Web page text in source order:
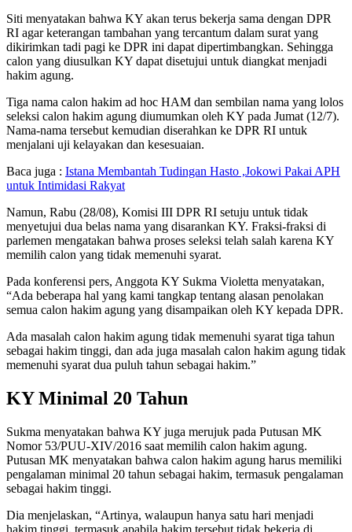
Siti menyatakan bahwa KY akan terus bekerja sama dengan DPR
RI agar keterangan tambahan yang tercantum dalam surat yang
dikirimkan tadi pagi ke DPR ini dapat dipertimbangkan. Sehingga
calon yang diusulkan KY dapat disetujui untuk diangkat menjadi
hakim agung.
Tiga nama calon hakim ad hoc HAM dan sembilan nama yang lolos
seleksi calon hakim agung diumumkan oleh KY pada Jumat (12/7).
Nama-nama tersebut kemudian diserahkan ke DPR RI untuk
menjalani uji kelayakan dan kesesuaian.
Baca juga : Istana Membantah Tudingan Hasto ,Jokowi Pakai APH
untuk Intimidasi Rakyat
Namun, Rabu (28/08), Komisi III DPR RI setuju untuk tidak
menyetujui dua belas nama yang disarankan KY. Fraksi-fraksi di
parlemen mengatakan bahwa proses seleksi telah salah karena KY
memilih calon yang tidak memenuhi syarat.
Pada konferensi pers, Anggota KY Sukma Violetta menyatakan,
“Ada beberapa hal yang kami tangkap tentang alasan penolakan
semua calon hakim agung yang disampaikan oleh KY kepada DPR.
Ada masalah calon hakim agung tidak memenuhi syarat tiga tahun
sebagai hakim tinggi, dan ada juga masalah calon hakim agung tidak
memenuhi syarat dua puluh tahun sebagai hakim.”
KY Minimal 20 Tahun
Sukma menyatakan bahwa KY juga merujuk pada Putusan MK
Nomor 53/PUU-XIV/2016 saat memilih calon hakim agung.
Putusan MK menyatakan bahwa calon hakim agung harus memiliki
pengalaman minimal 20 tahun sebagai hakim, termasuk pengalaman
sebagai hakim tinggi.
Dia menjelaskan, “Artinya, walaupun hanya satu hari menjadi